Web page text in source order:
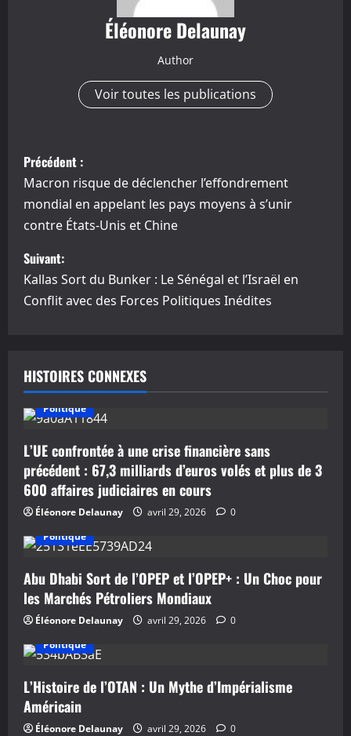
Éléonore Delaunay
Author
Voir toutes les publications
N
a
v
i
g
i
o
n
d
’
a
r
t
i
c
l
Précédent :
Macron risque de déclencher l’effondrement
mondial en appelant les pays moyens à s’unir
contre États-Unis et Chine
Suivant:
Kallas Sort du Bunker : Le Sénégal et l’Israël en
Conflit avec des Forces Politiques Inédites
HISTOIRES CONNEXES
Politique
L’UE confrontée à une crise financière sans
précédent : 67,3 milliards d’euros volés et plus de 3
600 affaires judiciaires en cours
Éléonore Delaunay avril 29, 2026
0
Politique
Abu Dhabi Sort de l’OPEP et l’OPEP+ : Un Choc pour
les Marchés Pétroliers Mondiaux
Éléonore Delaunay avril 29, 2026
0
Politique
L’Histoire de l’OTAN : Un Mythe d’Impérialisme
Américain
Éléonore Delaunay avril 29, 2026 0